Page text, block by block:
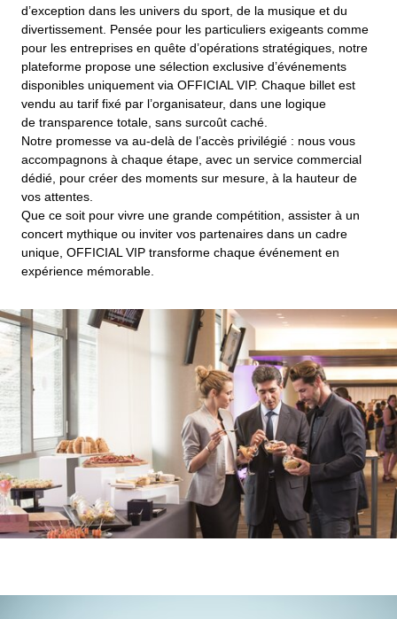
d’exception dans les univers du sport, de la musique et du
divertissement. Pensée pour les particuliers exigeants comme
pour les entreprises en quête d’opérations stratégiques, notre
plateforme propose une sélection exclusive d’événements
disponibles uniquement via OFFICIAL VIP. Chaque billet est
vendu au tarif fixé par l’organisateur, dans une logique
de transparence totale, sans surcoût caché.
Notre promesse va au-delà de l’accès privilégié : nous vous
accompagnons à chaque étape, avec un service commercial
dédié, pour créer des moments sur mesure, à la hauteur de
vos attentes.
Que ce soit pour vivre une grande compétition, assister à un
concert mythique ou inviter vos partenaires dans un cadre
unique, OFFICIAL VIP transforme chaque événement en
expérience mémorable.